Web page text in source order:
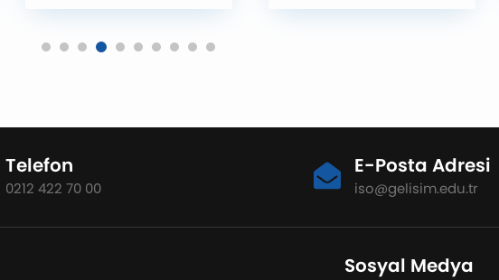
Telefon
0212 422 70 00
E-Posta Adresi
iso@gelisim.edu.tr
Sosyal Medya